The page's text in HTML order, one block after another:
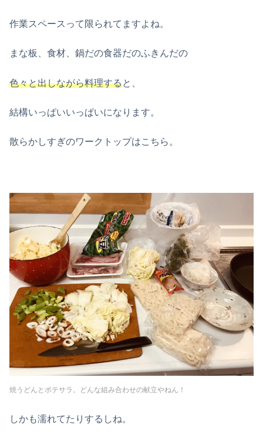
作業スペースって限られてますよね。
まな板、食材、鍋だの食器だのふきんだの
色々と出しながら料理すると、
結構いっぱいいっぱいになります。
散らかしすぎのワークトップはこちら。
焼うどんとポテサラ。どんな組み合わせの献立やねん！
しかも濡れてたりするしね。